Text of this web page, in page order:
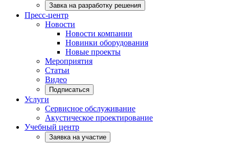
Завка на разработку решения
Пресс-центр
Новости
Новости компании
Новинки оборудования
Новые проекты
Мероприятия
Статьи
Видео
Подписаться
Услуги
Сервисное обслуживание
Акустическое проектирование
Учебный центр
Заявка на участие